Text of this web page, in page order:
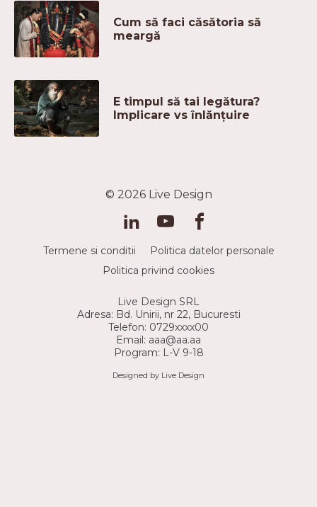
Cum să faci căsătoria să
meargă
E timpul să tai legătura?
Implicare vs înlănțuire
© 2026 Live Design
Termene si conditii
Politica datelor personale
Politica privind cookies
Live Design SRL
Adresa: Bd. Unirii, nr 22, Bucuresti
Telefon: 0729xxxx00
Email: aaa@aa.aa
Program: L-V 9-18
Designed by Live Design